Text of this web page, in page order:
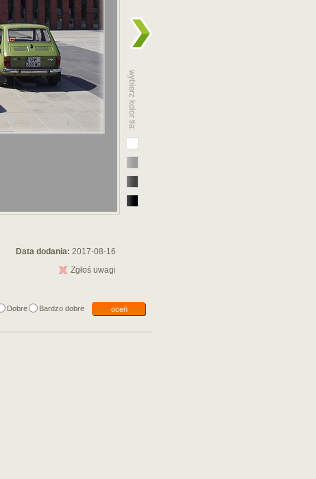
Data dodania: 2017-08-16
Zgłoś uwagi
Dobre Bardzo dobre
oceń